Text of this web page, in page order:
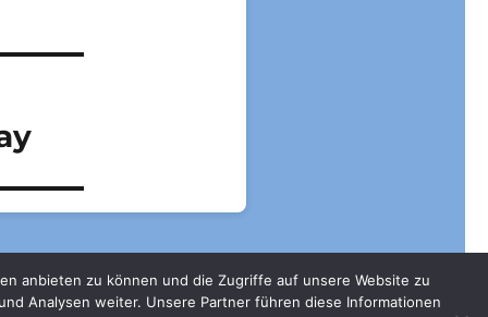
anbieten zu können und die Zugriffe auf unsere Website zu
Analysen weiter. Unsere Partner führen diese Informationen